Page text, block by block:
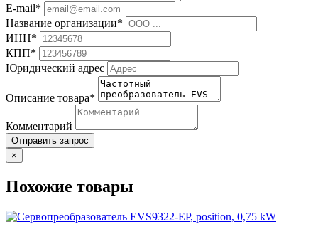
E-mail*
Название организации*
ИНН*
КПП*
Юридический адрес
Описание товара*
Комментарий
Отправить запрос
×
Похожие товары